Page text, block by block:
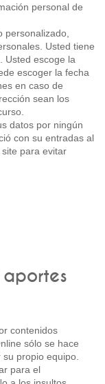
personal de
personalizado,
Usted tiene
Usted escoge la
escoger la fecha
en caso de
sean los
datos por ningún
con su entradas al
para evitar
contenidos
sólo se hace
propio equipo.
para el